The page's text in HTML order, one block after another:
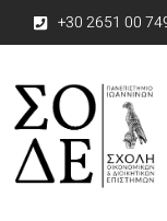
+30 2651 00